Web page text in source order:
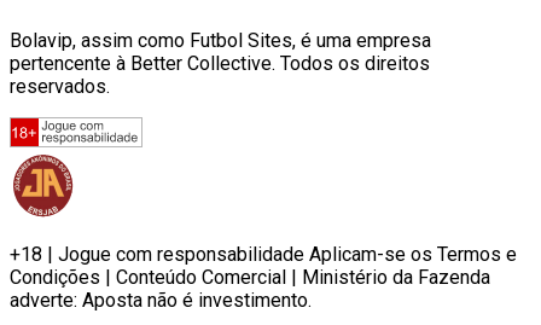
Bolavip, assim como Futbol Sites, é uma empresa
pertencente à Better Collective. Todos os direitos
reservados.
+18 | Jogue com responsabilidade Aplicam-se os Termos e
Condições | Conteúdo Comercial | Ministério da Fazenda
adverte: Aposta não é investimento.